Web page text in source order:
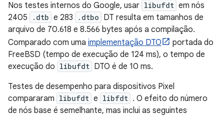
Nos testes internos do Google, usar libufdt em nós
2405
.dtb e 283 .dtbo DT resulta em tamanhos de
arquivo de 70.618 e 8.566 bytes após a compilação.
Comparado com uma implementação DTO
portada do
FreeBSD (tempo de execução de 124 ms), o tempo de
execução do libufdt DTO é de 10 ms.
Testes de desempenho para dispositivos Pixel
compararam libufdt e libfdt . O efeito do número
de nós base é semelhante, mas inclui as seguintes